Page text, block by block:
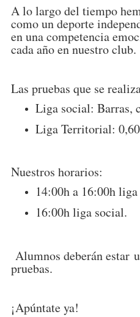
A lo largo del tiempo
como un deporte
en una competencia
cada año en nuestro club.
Las pruebas que se
Liga social: Barras,
Liga Territorial:
Nuestros horarios:
14:00h a 16:00h
16:00h liga social.
Alumnos deberán estar
pruebas.
¡Apúntate ya!